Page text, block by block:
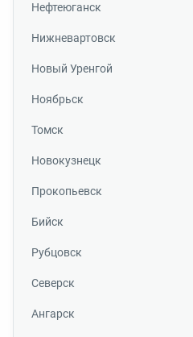
Нефтеюганск
Нижневартовск
Новый Уренгой
Ноябрьск
Томск
Новокузнецк
Прокопьевск
Бийск
Рубцовск
Северск
Ангарск